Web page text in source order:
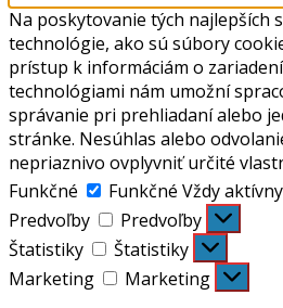
Na poskytovanie tých najlepších
technológie, ako sú súbory
prístup k informáciám o
technológiami nám umožní
správanie pri prehliadaní alebo
stránke. Nesúhlas alebo
nepriaznivo ovplyvniť určité
Funkčné
Funkčné Vždy aktívny
Predvoľby
Predvoľby
Štatistiky
Štatistiky
Marketing
Marketing